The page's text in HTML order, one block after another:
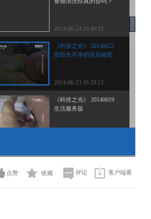
2014-06-24 16:46:13
《科技之光》 20140623
痘痘长不停的背后秘密
2014-06-23 16:29:13
《科技之光》 20140619
生活服务版
2014-06-18 16:06:12
点赞 收藏 评论 客户端看